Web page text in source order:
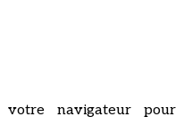
votre navigateur pour